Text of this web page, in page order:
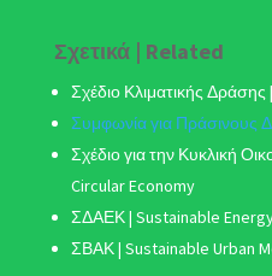
Σχετικά | Related
Σχέδιο Κλιματικής Δράσης
Συμφωνία για Πράσινους
Σχέδιο για την Κυκλική
Circular Economy
ΣΔΑΕΚ | Sustainable
ΣΒΑΚ| Sustainable Urban